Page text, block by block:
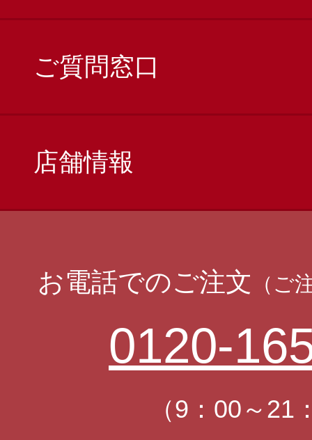
ご質問窓口
店舗情報
お電話でのご注文 （ご
0120-
（9：00～21